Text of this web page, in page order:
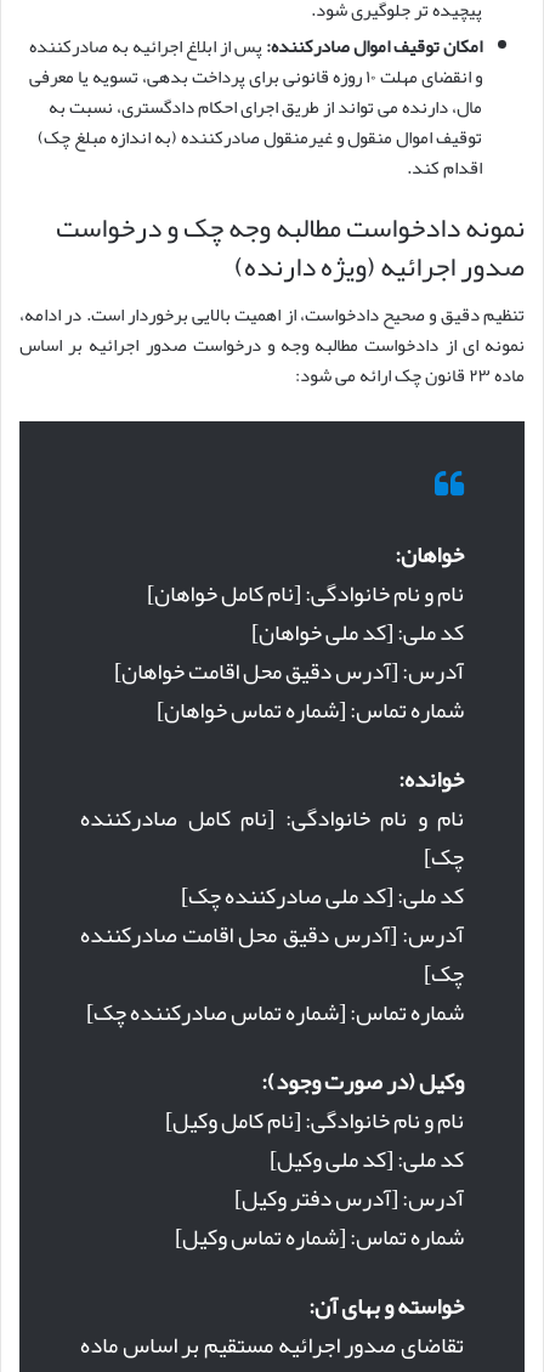
پیچیده تر جلوگیری شود.
امکان توقیف اموال صادرکننده:پس از ابلاغ اجرائیه به صادرکننده
و انقضای مهلت ۱۰ روزه قانونی برای پرداخت بدهی، تسویه یا معرفی
مال، دارنده می تواند از طریق اجرای احکام دادگستری، نسبت به
توقیف اموال منقول و غیرمنقول صادرکننده (به اندازه مبلغ چک)
اقدام کند.
نمونه دادخواست مطالبه وجه چک و درخواست
صدور اجرائیه (ویژه دارنده)
تنظیم دقیق و صحیح دادخواست، از اهمیت بالایی برخوردار است. در ادامه،
نمونه ای از دادخواست مطالبه وجه و درخواست صدور اجرائیه بر اساس
ماده ۲۳ قانون چک ارائه می شود:
خواهان:
نام و نام خانوادگی: [نام کامل خواهان]
کد ملی: [کد ملی خواهان]
آدرس: [آدرس دقیق محل اقامت خواهان]
شماره تماس: [شماره تماس خواهان]
خوانده:
نام و نام خانوادگی: [نام کامل صادرکننده
چک]
کد ملی: [کد ملی صادرکننده چک]
آدرس: [آدرس دقیق محل اقامت صادرکننده
چک]
شماره تماس: [شماره تماس صادرکننده چک]
وکیل (در صورت وجود):
نام و نام خانوادگی: [نام کامل وکیل]
کد ملی: [کد ملی وکیل]
آدرس: [آدرس دفتر وکیل]
شماره تماس: [شماره تماس وکیل]
خواسته و بهای آن:
تقاضای صدور اجرائیه مستقیم بر اساس ماده